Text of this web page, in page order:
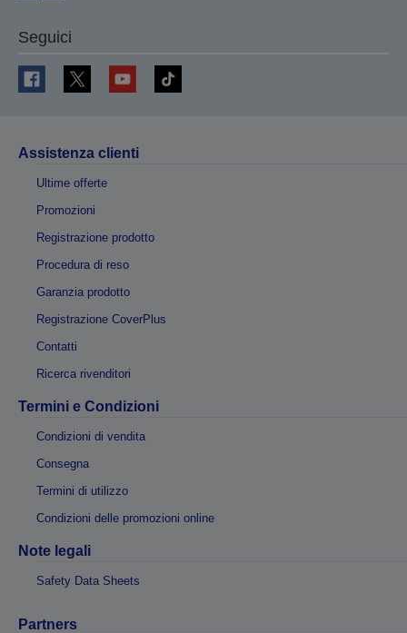
Seguici
Assistenza clienti
Ultime offerte
Promozioni
Registrazione prodotto
Procedura di reso
Garanzia prodotto
Registrazione CoverPlus
Contatti
Ricerca rivenditori
Termini e Condizioni
Condizioni di vendita
Consegna
Termini di utilizzo
Condizioni delle promozioni online
Note legali
Safety Data Sheets
Partners